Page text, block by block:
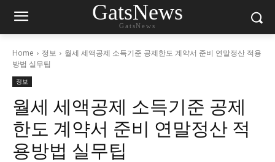
GatsNews
GatsNews
Home 정보
월세 세액공제 소득기준 공제한도 계약서 준비 연말정산 적용
방법 실무팁
정보
월세 세액공제 소득기준 공제
한도 계약서 준비 연말정산 적
용방법 실무팁